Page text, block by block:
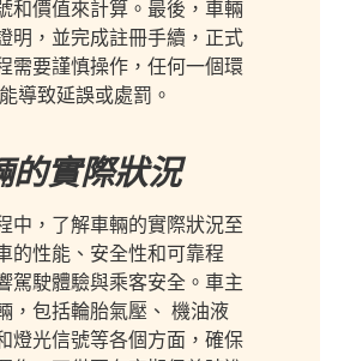
和價值來計算。最後，車輛
明，並完成註冊手續，正式
需要謹慎操作，任何一個環
導致延誤或處罰。
的實際狀況
中，了解車輛的實際狀況至
的性能、安全性和可靠程
駕駛體驗與乘客安全。車主
，包括輪胎氣壓、 機油液
燈光信號等各個方面，確保